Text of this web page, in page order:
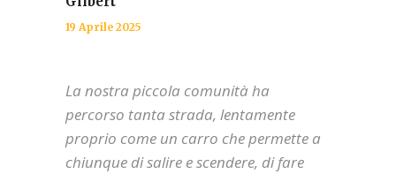
19 Aprile 2025
La nostra piccola comunità ha
percorso tanta strada, lentamente
proprio come un carro che permette a
chiunque di salire e scendere, di fare